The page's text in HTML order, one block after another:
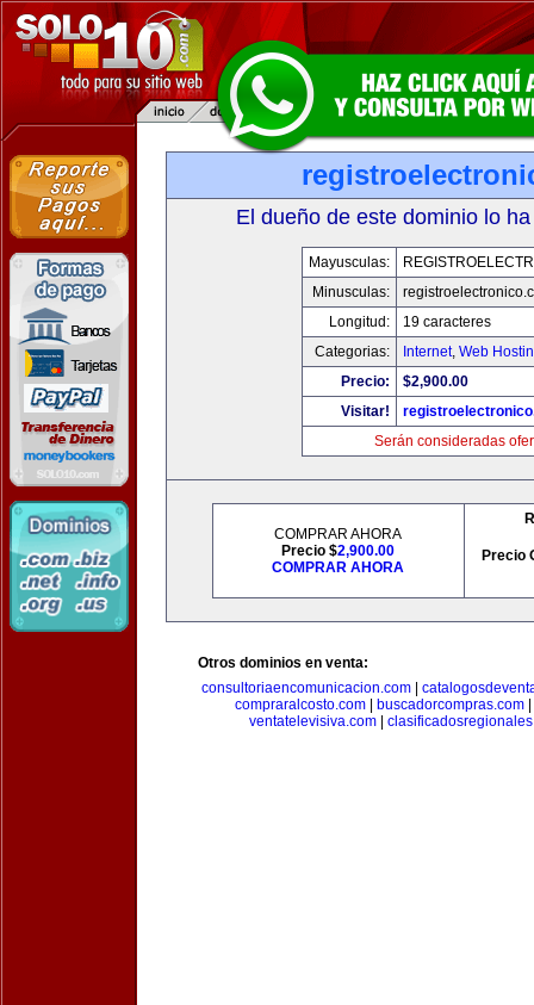
El dueño de este dominio lo
Mayusculas:
Minusculas:
Longitud:
19 caracteres
Categorias:
Internet, Web
Precio:
$2,900.00
Visitar!
Serán consideradas
COMPRAR AHORA
Precio $2,900.00
COMPRAR AHORA
Precio
Otros dominios en venta:
consultoriaencomunicacion.com
compraralcosto.com| buscadorcompras.com|
ventatelevisiva.com